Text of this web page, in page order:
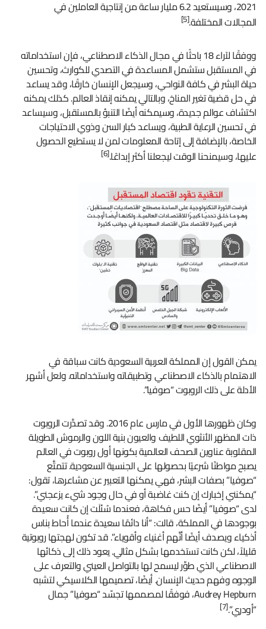
2021، وسيستعيد 6.2 مليار ساعة من إنتاجية العاملين في
المجالات المختلفة.[5]
ووفقًا لآراء 18 باحثًا في مجال الذكاء الاصطناعي، فإن استخداماته
في المستقبل ستشمل المساعدة في التصدي للكوارث، وتحسين
حياة البشر في كافة النواحي، وسيجعل الإنسان خارقًا، وقد يساعد
في حل قضية تغير المناخ، وبالتالي يمكنه إنقاذ العالم. كذلك يمكنه
اكتشاف عوالم جديدة، وسيمكنه أيضًا التنبؤ بالمستقبل، وسيساعد
في تحسين الرعاية الطبية، ويساعد كبار السن وذوي الاحتياجات
الخاصة، بالإضافة إلى إتاحة المعلومات لمن لا يستطيع الحصول
عليها، وسيمنحنا الوقت ليجعلنا أكثر إبداعًا.[6]
يمكن القول إن المملكة العربية السعودية كانت سباقة في
الاهتمام بالذكاء الاصطناعي وتطبيقاته واستخداماته. ولعل أشهر
الأدلة على ذلك الروبوت “صوفيا”.
وكان ظهورها الأول في مارس عام 2016. وقد تصدَّرت الروبوت
ذات المظهر الأنثوي اللطيف والعيون بنية اللون والرموش الطويلة
المقلوبة عناوين الصحف العالمية بكونها أول روبوت في العالم
يصبح مواطنًا شرعيًا بحصولها على الجنسية السعودية. تتمتَّع
“صوفيا” بصفات البشر، فهي يمكنها التعبير عن مشاعرها، تقول:
“يمكنني إخبارك إن كنت غاضبة أو في حال وجود شيء يزعجني”.
لدى “صوفيا” أيضًا حس فكاهة، فعندما سُئلَت إن كانت سعيدة
بوجودها في المملكة، قالت: “أنا دائمًا سعيدة عندما أُحاط بناس
أذكياء ويصدف أيضًا أنَّهم أغنياء وأقوياء”. قد تكون لهجتها روبوتية
قليلاً، لكن كانت تستخدمها بشكل مثالي. يعود ذلك إلى ذكائها
الاصطناعي الذي طوِّر ليسمح لها بالتواصل العيني والتعرف على
الوجوه وفهم حديث الإنسان. أيضًا، تصميمها الكلاسيكي لتشبه
Audrey Hepburn، فوفقًا لمصممها تجسّد “صوفيا” جمال
“أودري”.[7]